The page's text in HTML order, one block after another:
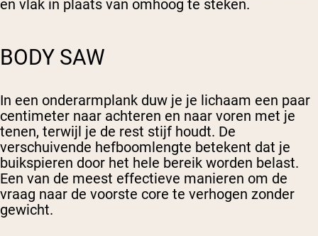
en vlak in plaats van omhoog te steken.
BODY SAW
In een onderarmplank duw je je lichaam een paar
centimeter naar achteren en naar voren met je
tenen, terwijl je de rest stijf houdt. De
verschuivende hefboomlengte betekent dat je
buikspieren door het hele bereik worden belast.
Een van de meest effectieve manieren om de
vraag naar de voorste core te verhogen zonder
gewicht.